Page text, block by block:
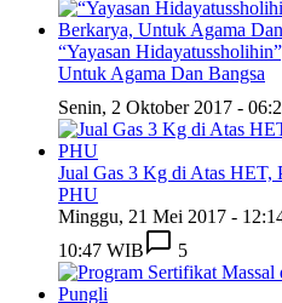
“Yayasan
Untuk Agama Dan Bangsa
Senin, 2 Oktober 2017 -
Jual Gas 3 Kg di Atas HET,
PHU
Minggu, 21 Mei 2017 -
10:47 WIB
5